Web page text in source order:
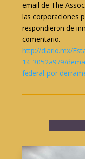
email de The
las corporaciones
respondieron de
comentario.
http://diario.mx/
14_3052a979/
federal-por-